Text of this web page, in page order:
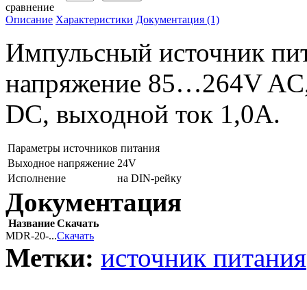
сравнение
Описание Характеристики Документация (1)
Импульсный источник
напряжение 85…264V
DC, выходной ток 1,0А.
Параметры источников питания
Выходное напряжение 24V
Исполнение
на DIN-рейку
Документация
Название Скачать
MDR-20-...Скачать
Метки: источник питания